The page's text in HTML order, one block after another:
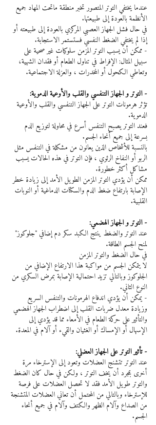
عندما يختفي التوتر المتصور تخبر منطقة ماتحت المهاد جميع
الأنظمة بالعودة إلى طبيعتها.
في حال فشل الجهاز العصبي المركزي بالعودة إلى طبيعته أو
إذا لم يختفي الضغط النفسي فستستمر الاستجابة.
- ممكن أن يسبب التوتر المزمن سلوكيات غير صحية على
سبيل المثال: الإفراط في تناول الطعام أو فقدان الشهية،
وتعاطي الكحول أو المخدرات ، والعزلة الاجتماعية.
- التوتر و الجهاز التنفسي والقلب والأوعية الدموية:
تؤثر هرمونات التوتر على الجهاز التنفسي والقلب والأوعية
الدموية.
فعند التوتر يصبح التنفس أسرع في محاولة لتوزيع الدم
بسرعة إلى جميع أنحاء الجسم.
بالنسبة للأشخاص الذين يعانون من مشكلة في التنفس مثل
الربو أو النفاخ الرئوي ، فإن التوتر في هذه الحالات يسبب
مشاكل أكثر خطورة.
ممكن أن يؤدي التوتر المزمن الطويل الأمد إلى زيادة خطر
الإصابة بارتفاع ضغط الدم والسكتات الدماغية أو النوبات
القلبية.
- التوتر و الجهاز الهضمي:
عند التوتر والضغط ينتج الكبد سكر دم إضافي "جلوكوز"
لمنح الجسم الطاقة.
في حال الضغط والتوتر المزمن
لا يتمكن الجسم من مواكبة هذا الارتفاع الإضافي من
الجلوكوز وبالتالي تزيد احتمالية الإصابة بمرض السكري من
النوع الثاني.
- يمكن أن يؤدي اندفاع الهرمونات والتنفس السريع
وزيادة معدل ضربات القلب إلى اضطراب الجهاز الهضمي
والتأثير على حركة الطعام في الأمعاء مما قد يؤدي إلى
الإسهال أو الإمساك أو الغثيان والقيء أو آلام في المعدة.
- تأثير التوتر على الجهاز العضلي:
عند التوتر تتشنج العضلات وتعود إلى الإسترخاء مرة
أخرى بمجرد أن يخف التوتر ، ولكن في حال كان الضغط
والتوتر طويل الأمد فقد لا تحصل العضلات على فرصة
للإسترخاء وبالتالي من المحتمل أن تعاني العضلات المتشنجة
من الصداع وآلام الظهر والكتف وآلام في جميع أنحاء
الجسم.